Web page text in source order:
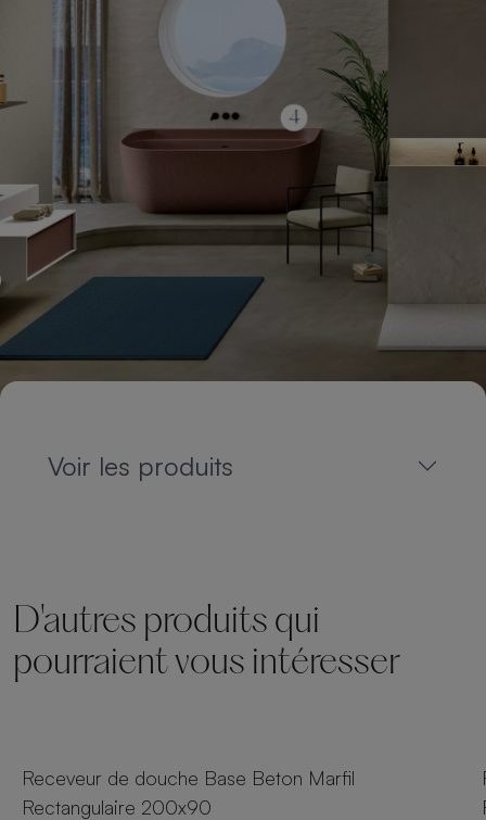
Voir les produits
D'autres produits qui
pourraient vous intéresser
Receveur de douche Base Beton Marfil
Rectangulaire 200x90